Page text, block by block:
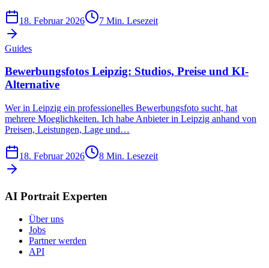
18. Februar 2026 7 Min. Lesezeit
Guides
Bewerbungsfotos Leipzig: Studios, Preise und KI-
Alternative
Wer in Leipzig ein professionelles Bewerbungsfoto sucht, hat
mehrere Moeglichkeiten. Ich habe Anbieter in Leipzig anhand von
Preisen, Leistungen, Lage und…
18. Februar 2026 8 Min. Lesezeit
AI Portrait Experten
Über uns
Jobs
Partner werden
API